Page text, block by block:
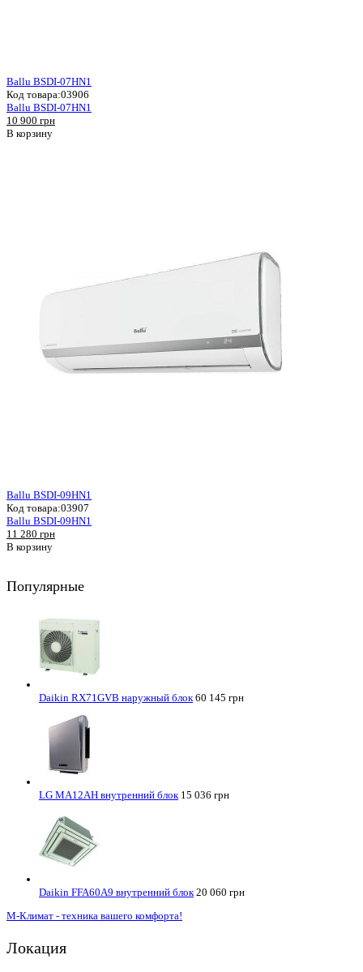
Ballu BSDI-07HN1
Код товара:03906
Ballu BSDI-07HN1
10 900 грн
В корзину
Ballu BSDI-09HN1
Код товара:03907
Ballu BSDI-09HN1
11 280 грн
В корзину
Популярные
Daikin RX71GVB наружный блок 60 145 грн
LG MA12AH внутренний блок 15 036 грн
Daikin FFA60A9 внутренний блок 20 060 грн
М-Климат - техника вашего комфорта!
Локация